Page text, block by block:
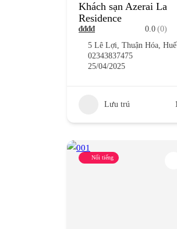
Khách sạn Azerai La
Residence
₫₫₫₫ 0.0 (0)
5 Lê Lợi, Thuận Hóa, Huế
02343837475
25/04/2025
Lưu trú
Nổi tiếng